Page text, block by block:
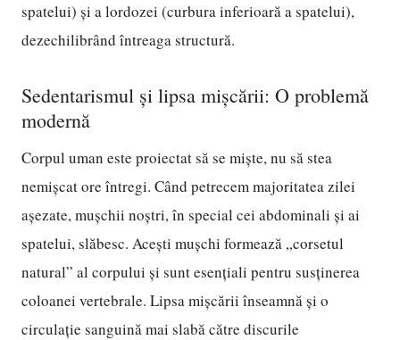
spatelui) și a lordozei (curbura inferioară a spatelui),
dezechilibrând întreaga structură.
Sedentarismul și lipsa mișcării: O problemă
modernă
Corpul uman este proiectat să se miște, nu să stea
nemișcat ore întregi. Când petrecem majoritatea zilei
așezate, mușchii noștri, în special cei abdominali și ai
spatelui, slăbesc. Acești mușchi formează „corsetul
natural” al corpului și sunt esențiali pentru susținerea
coloanei vertebrale. Lipsa mișcării înseamnă și o
circulație sanguină mai slabă către discurile